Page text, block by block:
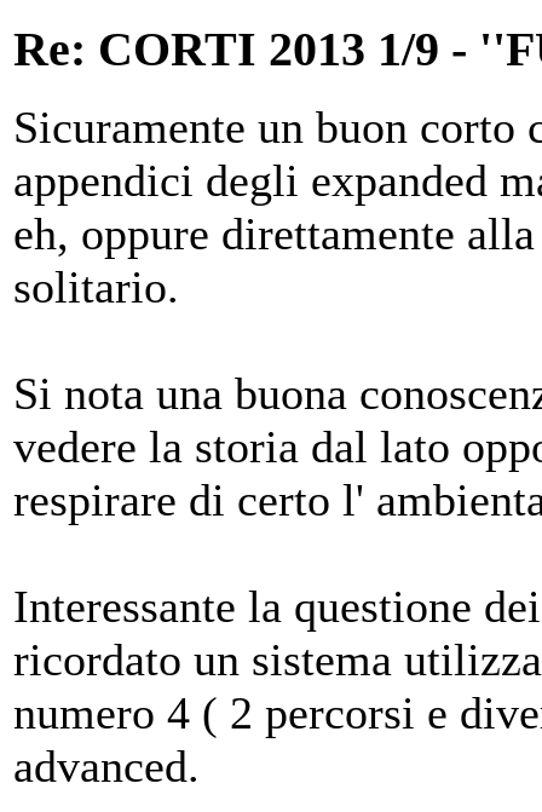
Re: CORTI 2013 1/9 -
Sicuramente un buon corto
appendici degli expanded
eh, oppure direttamente
solitario.
Si nota una buona
vedere la storia dal lato
respirare di certo l'
Interessante la questione
ricordato un sistema
numero 4 ( 2 percorsi e
advanced.